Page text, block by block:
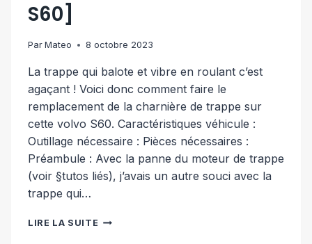
S60]
Par Mateo 8 octobre 2023
La trappe qui balote et vibre en roulant c’est
agaçant ! Voici donc comment faire le
remplacement de la charnière de trappe sur
cette volvo S60. Caractéristiques véhicule :
Outillage nécessaire : Pièces nécessaires :
Préambule : Avec la panne du moteur de trappe
(voir §tutos liés), j’avais un autre souci avec la
trappe qui…
LIRE LA SUITE REMPLACEMENT